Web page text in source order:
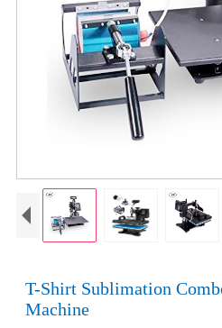
T-Shirt Sublimation
Machine